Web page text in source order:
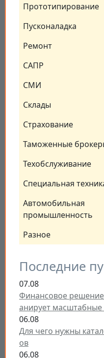
Прототипирование
Пусконаладка
Ремонт
САПР
СМИ
Склады
Страхование
Таможенные
Техобслуживание
Специальная
Автомобильная
промышленность
Разное
Последние
07.08
Финансовое решение
анирует масштабные
06.08
Для чего нужны
ов
06.08